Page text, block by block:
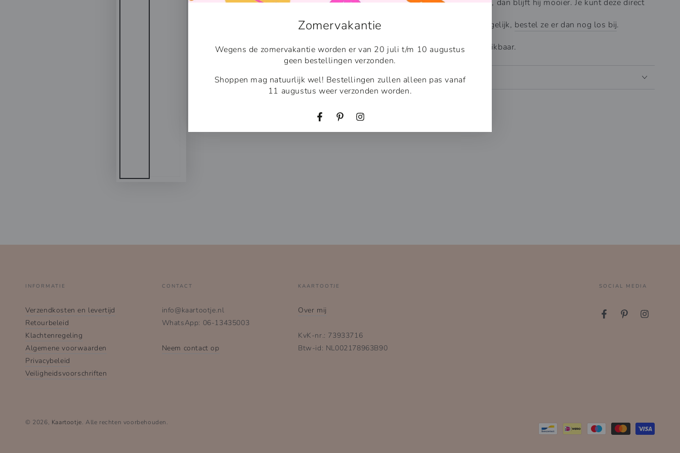
Ik raad aan de kaart in een envelop te versturen, dan blijft hij mooier. Je kunt deze direct
Wil je meer enveloppen bestellen dan hier mogelijk, bestel ze er dan nog los bij.
Van deze kaart is er ook een sale-variant beschikbaar.
VERZENDING
INFORMATIE
Verzendkosten en levertijd
Retourbeleid
Klachtenregeling
Algemene voorwaarden
Privacybeleid
Veiligheidsvoorschriften
CONTACT
info@kaartootje.nl
WhatsApp: 06-13435003
Neem contact op
KAARTOOTJE
Over mij
KvK-nr.: 73933716
Btw-id: NL002178963B90
SOCIAL MEDIA
FacebookPinterestInstagram
© 2026, Kaartootje. Alle rechten voorbehouden.
Zomervakantie
Wegens de zomervakantie worden er van 20 juli t/m 10 augustus
geen bestellingen verzonden.
Shoppen mag natuurlijk wel! Bestellingen zullen alleen pas vanaf
11 augustus weer verzonden worden.
FacebookPinterestInstagram